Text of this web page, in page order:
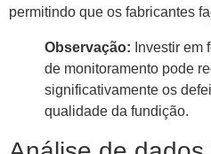
permitindo que os fabricantes
Observação: Investir em
de monitoramento pode
significativamente os
qualidade da fundição.